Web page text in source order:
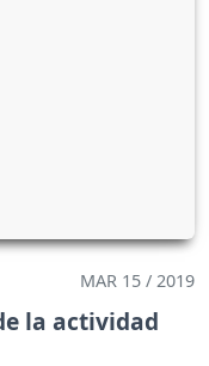
MAR 15 / 2019
la actividad